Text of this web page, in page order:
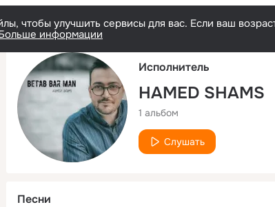
чтобы улучшить сервисы для вас. Если ваш
информации
Исполнитель
HAMED SHAMS
1 альбом
Слушать
Песни